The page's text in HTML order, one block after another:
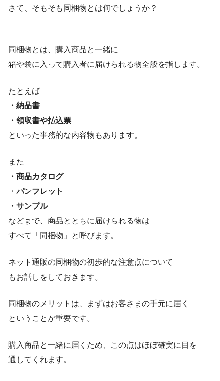
さて、そもそも同梱物とは何でしょうか？
同梱物とは、購入商品と一緒に
箱や袋に入って購入者に届けられる物全般を指します。
たとえば
・納品書
・領収書や払込票
といった事務的な内容物もあります。
また
・商品カタログ
・パンフレット
・サンプル
などまで、商品とともに届けられる物は
すべて「同梱物」と呼びます。
ネット通販の同梱物の初歩的な注意点について
もお話しをしておきます。
同梱物のメリットは、まずはお客さまの手元に届く
ということが重要です。
購入商品と一緒に届くため、この点はほぼ確実に目を
通してくれます。